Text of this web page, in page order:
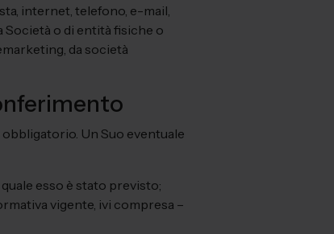
internet, telefono, e-mail,
Società o di entità fisiche o
da società
Un Suo eventuale
esso è stato previsto;
vigente, ivi compresa –